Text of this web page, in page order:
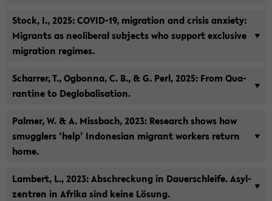
Stock, I., 2025: COVID-​19, mi­gra­ti­on and cri­sis an­xie­ty:
Mi­grants as neo­li­be­ral sub­jects who sup­port ex­clu­si­ve
mi­gra­ti­on re­gimes.
Schar­rer, T., Og­bonna, C. B., & G. Perl, 2025: From Qua­
ran­ti­ne to De­glo­ba­li­sa­ti­on.
Pal­mer, W. & A. Miss­bach, 2023: Re­se­arch shows how
smugg­lers ‘help’ In­do­ne­si­an mi­grant wor­k­ers re­turn
home.
Lam­bert, L., 2023: Ab­schre­ckung in Dau­er­schlei­fe. Asyl­
zen­tren in Afri­ka sind keine Lö­sung.